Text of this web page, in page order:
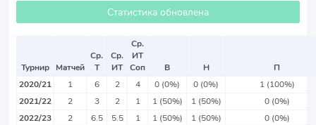
Статистика обновлена
Турнир Матчей
Ср.
Т
Ср.
ИТ
Ср.
ИТ
Соп
В Н
П
2020/21
1 6 2 4 0 (0%) 0 (0%)
1 (100%)
2021/22
2 3 2 1 1 (50%) 1 (50%)
0 (0%)
2022/23
2 6.5 5.5 1 1 (50%) 1 (50%)
0 (0%)